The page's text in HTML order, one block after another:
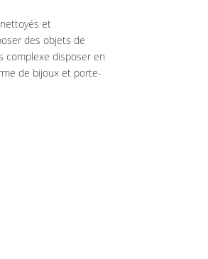
et
des objets de
complexe disposer en
de bijoux et porte-